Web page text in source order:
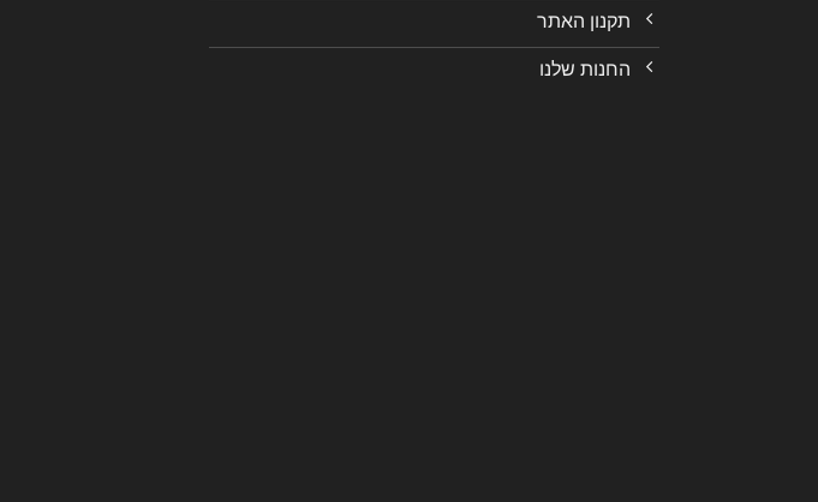
תקנון האתר
החנות שלנו